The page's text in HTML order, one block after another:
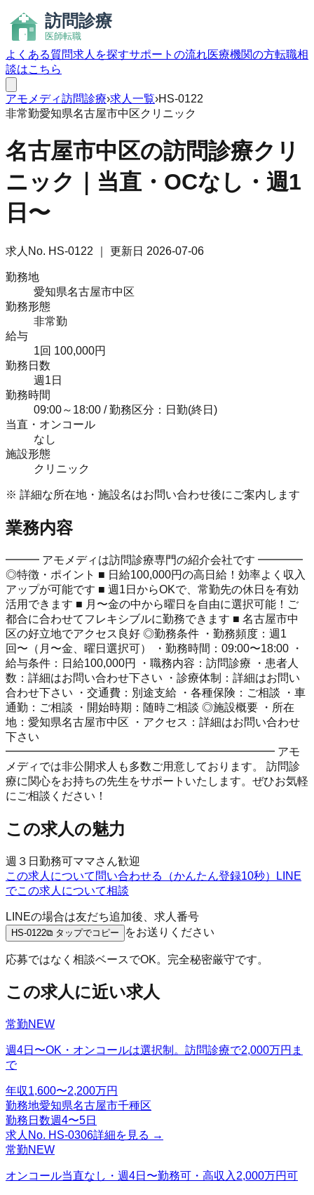
よくある質問求人を探すサポートの流れ医療機関の方転職相
談はこちら
アモメディ訪問診療›求人一覧›HS-0122
非常勤愛知県名古屋市中区クリニック
名古屋市中区の訪問診療クリ
ニック｜当直・OCなし・週1
日〜
求人No. HS-0122 ｜ 更新日 2026-07-06
勤務地
愛知県名古屋市中区
勤務形態
非常勤
給与
1回 100,000円
勤務日数
週1日
勤務時間
09:00～18:00 / 勤務区分：日勤(終日)
当直・オンコール
なし
施設形態
クリニック
※ 詳細な所在地・施設名はお問い合わせ後にご案内します
業務内容
━━━ アモメディは訪問診療専門の紹介会社です ━━━━
◎特徴・ポイント ■ 日給100,000円の高日給！効率よく収入
アップが可能です ■ 週1日からOKで、常勤先の休日を有効
活用できます ■ 月〜金の中から曜日を自由に選択可能！ご
都合に合わせてフレキシブルに勤務できます ■ 名古屋市中
区の好立地でアクセス良好 ◎勤務条件 ・勤務頻度：週1
回〜（月〜金、曜日選択可） ・勤務時間：09:00〜18:00 ・
給与条件：日給100,000円 ・職務内容：訪問診療 ・患者人
数：詳細はお問い合わせ下さい ・診療体制：詳細はお問い
合わせ下さい ・交通費：別途支給 ・各種保険：ご相談 ・車
通勤：ご相談 ・開始時期：随時ご相談 ◎施設概要 ・所在
地：愛知県名古屋市中区 ・アクセス：詳細はお問い合わせ
下さい
━━━━━━━━━━━━━━━━━━━━━━━━ アモ
メディでは非公開求人も多数ご用意しております。 訪問診
療に関心をお持ちの先生をサポートいたします。ぜひお気軽
にご相談ください！
この求人の魅力
週３日勤務可ママさん歓迎
この求人について問い合わせる（かんたん登録10秒）
LINE
でこの求人について相談
LINEの場合は友だち追加後、求人番号
HS-0122⧉ タップでコピー をお送りください
応募ではなく相談ベースでOK。完全秘密厳守です。
この求人に近い求人
常勤NEW
週4日〜OK・オンコールは選択制。訪問診療で2,000万円ま
で
年収1,600〜2,200万円
勤務地愛知県名古屋市千種区
勤務日数週4〜5日
求人No. HS-0306詳細を見る →
常勤NEW
オンコール当直なし・週4日〜勤務可・高収入2,000万円可